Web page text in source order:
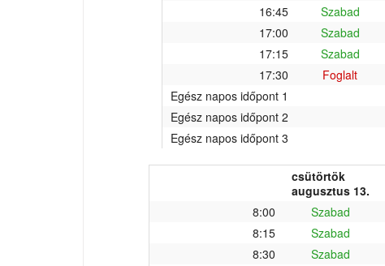
16:45
Szabad
17:00
Szabad
17:15
Szabad
17:30
Foglalt
Egész napos időpont 1
Egész napos időpont 2
Egész napos időpont 3
csütörtök
augusztus 13.
8:00
Szabad
8:15
Szabad
8:30
Szabad